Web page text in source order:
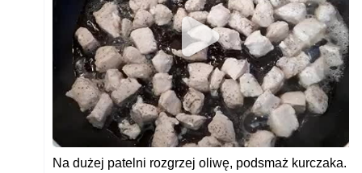
Na dużej patelni rozgrzej oliwę, podsmaż kurczaka.